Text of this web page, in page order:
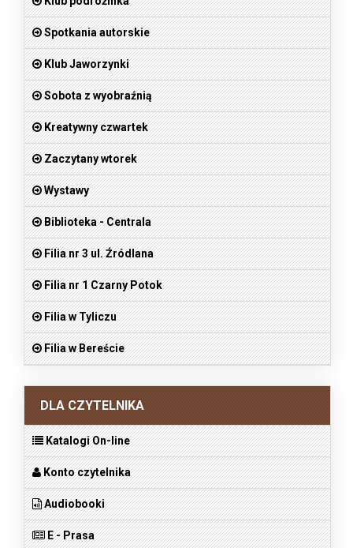
Spotkania autorskie
Klub Jaworzynki
Sobota z wyobraźnią
Kreatywny czwartek
Zaczytany wtorek
Wystawy
Biblioteka - Centrala
Filia nr 3 ul. Źródlana
Filia nr 1 Czarny Potok
Filia w Tyliczu
Filia w Bereście
DLA CZYTELNIKA
Katalogi On-line
Konto czytelnika
Audiobooki
E - Prasa